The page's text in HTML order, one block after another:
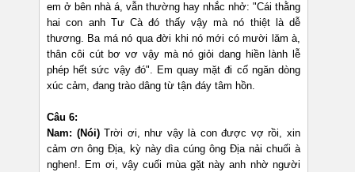
em ở bên nhà á, vẫn thường hay nhắc nhở: "Cái thằng
hai con anh Tư Cà đó thấy vậy mà nó thiệt là dễ
thương. Ba má nó qua đời khi nó mới có mười lăm à,
thân côi cút bơ vơ vậy mà nó giỏi dang hiền lành lễ
phép hết sức vậy đó". Em quay mặt đi cố ngăn dòng
xúc cảm, đang trào dâng từ tận đáy tâm hồn.
Câu 6:
Nam: (Nói)Trời ơi, như vậy là con được vợ rồi, xin
cảm ơn ông Địa, kỳ này dìa cúng ông Địa nải chuối à
nghen!. Em ơi, vậy cuối mùa gặt này anh nhờ người